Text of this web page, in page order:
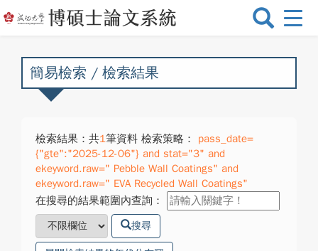
選
換
簡易檢索 / 檢索結果
檢索結果：共1筆資料 檢索策略：
pass_date=
{"gte":"2025-12-06"} and stat="3" and
ekeyword.raw=" Pebble Wall Coatings" and
ekeyword.raw=" EVA Recycled Wall Coatings"
在搜尋的結果範圍內查詢：
搜尋